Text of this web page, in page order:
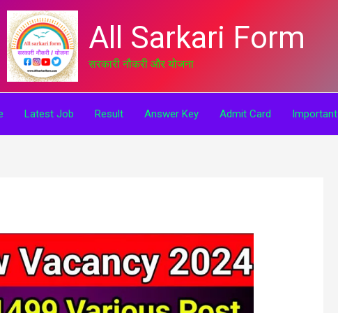
All Sarkari Form
सरकारी नौकरी और योजना
Latest Job Result Answer Key Admit Card Important